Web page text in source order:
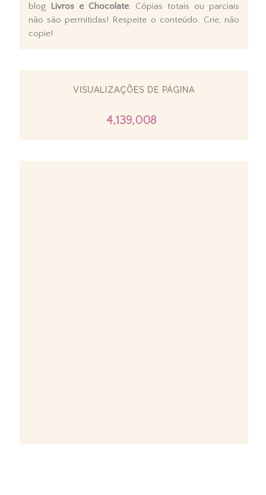
blog Livros e Chocolate. Cópias totais ou parciais
não são permitidas! Respeite o conteúdo. Crie, não
copie!
VISUALIZAÇÕES DE PÁGINA
4,139,008